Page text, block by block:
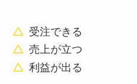
受注できる
売上が立つ
利益が出る